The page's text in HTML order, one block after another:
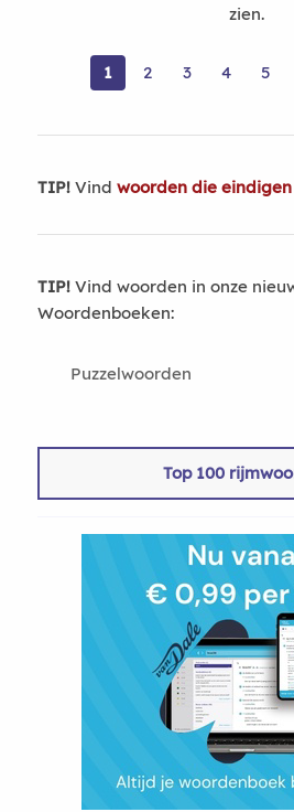
zien.
1 2 3 4 5
TIP!Vind woorden die
TIP!Vind woorden in onze
Woordenboeken:
Puzzelwoorden
Top 100